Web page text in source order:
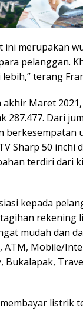
ini merupakan
pelanggan.
terang
Maret
287.477. Dari
berkesempatan
Sharp 50 inchi
terdiri dari
kepada
rekening
mudah dan
ATM, Mobile/
Bukalapak,
listrik